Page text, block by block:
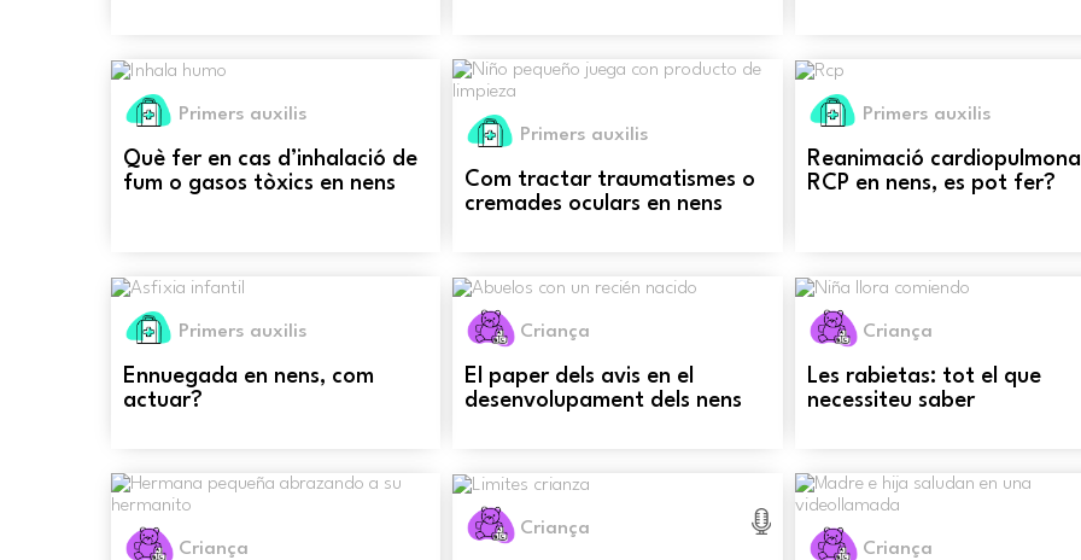
Primers auxilis
Què fer en cas d’inhalació de
fum o gasos tòxics en nens
Primers auxilis
Com tractar traumatismes o
cremades oculars en nens
Primers auxilis
Reanimació
RCP en nens, es pot fer?
Primers auxilis
Ennuegada en nens, com
actuar?
Criança
El paper dels avis en el
desenvolupament dels nens
Criança
Les rabietas: tot el que
necessiteu saber
Criança
Criança
Criança